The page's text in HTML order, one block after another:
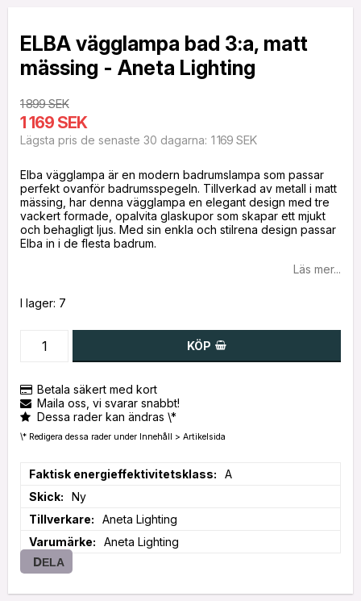
ELBA vägglampa bad 3:a, matt
mässing - Aneta Lighting
1 899 SEK
1 169 SEK
Lägsta pris de senaste 30 dagarna 1 169 SEK
Elba vägglampa är en modern badrumslampa som passar
perfekt ovanför badrumsspegeln. Tillverkad av metall i matt
mässing, har denna vägglampa en elegant design med tre
vackert formade, opalvita glaskupor som skapar ett mjukt
och behagligt ljus. Med sin enkla och stilrena design passar
Elba in i de flesta badrum.
Läs mer...
I lager: 7
KÖP
Betala säkert med kort
Maila oss, vi svarar snabbt!
Dessa rader kan ändras \*
\* Redigera dessa rader under Innehåll > Artikelsida
Faktisk energieffektivitetsklass
A
Skick
Ny
Tillverkare
Aneta Lighting
Varumärke
Aneta Lighting
DELA